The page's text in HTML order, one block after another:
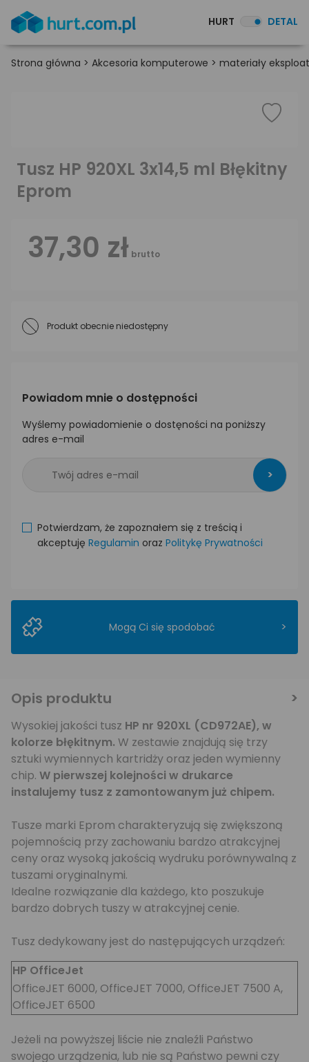
HURT DETAL
Strona główna > Akcesoria komputerowe > materiały
Tusz HP 920XL 3x14,5 ml Błękitny
Eprom
37,30 zł brutto
Produkt obecnie niedostępny
Powiadom mnie o dostępności
Wyślemy powiadomienie o dostęności na poniższy
adres e-mail
>
Potwierdzam, że zapoznałem się z treścią i
akceptuję Regulamin oraz Politykę Prywatności
Mogą Ci się spodobać >
Opis produktu
Wysokiej jakości tusz HP nr 920XL (CD972AE), w
kolorze błękitnym. W zestawie znajdują się trzy
sztuki wymiennych kartridży oraz jeden wymienny
chip. W pierwszej kolejności w drukarce
instalujemy tusz z zamontowanym już chipem.
Tusze marki Eprom charakteryzują się zwiększoną
pojemnością przy zachowaniu bardzo atrakcyjnej
ceny oraz wysoką jakością wydruku porównywalną z
tuszami oryginalnymi.
Idealne rozwiązanie dla każdego, kto poszukuje
bardzo dobrych tuszy w atrakcyjnej cenie.
Tusz dedykowany jest do następujących urządzeń:
HP OfficeJet
OfficeJET 6000, OfficeJET 7000, OfficeJET 7500 A,
OfficeJET 6500
Jeżeli na powyższej liście nie znaleźli Państwo
swojego urządzenia, lub nie są Państwo pewni czy